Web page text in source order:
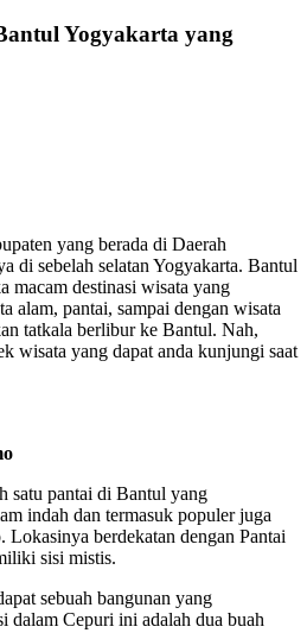
Yogyakarta yang
yang berada di Daerah
di sebelah selatan Yogyakarta. Bantul
macam destinasi wisata yang
alam, pantai, sampai dengan wisata
tatkala berlibur ke Bantul. Nah,
wisata yang dapat anda kunjungi saat
satu pantai di Bantul yang
indah dan termasuk populer juga
Lokasinya berdekatan dengan Pantai
sisi mistis.
sebuah bangunan yang
dalam Cepuri ini adalah dua buah